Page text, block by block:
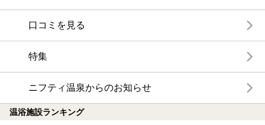
口コミを見る
特集
ニフティ温泉からのお知らせ
温浴施設ランキング